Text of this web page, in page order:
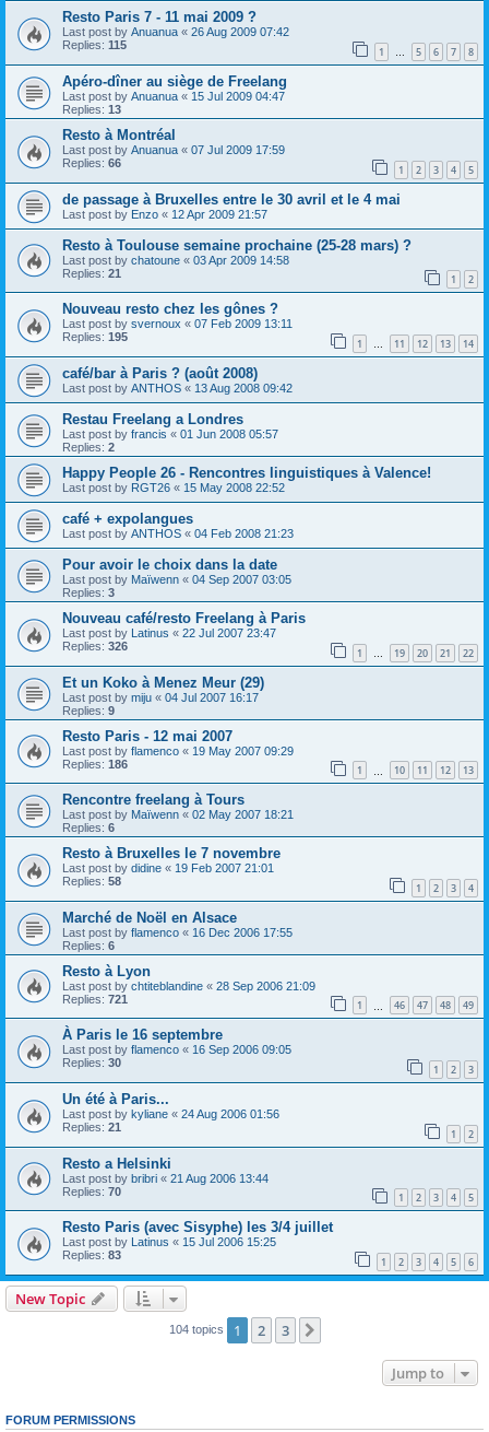
Resto Paris 7 - 11 mai 2009 ?
Last post by Anuanua « 26 Aug 2009 07:42
Replies: 115 1 … 5 6 7 8
Apéro-dîner au siège de Freelang
Last post by Anuanua « 15 Jul 2009 04:47
Replies: 13
Resto à Montréal
Last post by Anuanua « 07 Jul 2009 17:59
Replies: 66 1 2 3 4 5
de passage à Bruxelles entre le 30 avril et le 4 mai
Last post by Enzo « 12 Apr 2009 21:57
Resto à Toulouse semaine prochaine (25-28 mars) ?
Last post by chatoune « 03 Apr 2009 14:58
Replies: 21 1 2
Nouveau resto chez les gônes ?
Last post by svernoux « 07 Feb 2009 13:11
Replies: 195 1 … 11 12 13 14
café/bar à Paris ? (août 2008)
Last post by ANTHOS « 13 Aug 2008 09:42
Restau Freelang a Londres
Last post by francis « 01 Jun 2008 05:57
Replies: 2
Happy People 26 - Rencontres linguistiques à Valence!
Last post by RGT26 « 15 May 2008 22:52
café + expolangues
Last post by ANTHOS « 04 Feb 2008 21:23
Pour avoir le choix dans la date
Last post by Maïwenn « 04 Sep 2007 03:05
Replies: 3
Nouveau café/resto Freelang à Paris
Last post by Latinus « 22 Jul 2007 23:47
Replies: 326 1 19 20 21 22
Et un Koko à Menez Meur (29)
Last post by miju « 04 Jul 2007 16:17
Replies: 9
Resto Paris - 12 mai 2007
Last post by flamenco « 19 May 2007 09:29
Replies: 186 1 10 11 12 13
Rencontre freelang à Tours
Last post by Maïwenn « 02 May 2007 18:21
Replies: 6
Resto à Bruxelles le 7 novembre
Last post by didine « 19 Feb 2007 21:01
Replies: 58 1 2 3 4
Marché de Noël en Alsace
Last post by flamenco « 16 Dec 2006 17:55
Replies: 6
Resto à Lyon
Last post by chtiteblandine « 28 Sep 2006 21:09
Replies: 721 1 46 47 48 49
À Paris le 16 septembre
Last post by flamenco « 16 Sep 2006 09:05
Replies: 30 1 2 3
Un été à Paris...
Last post by kyliane « 24 Aug 2006 01:56
Replies: 21 1 2
Resto a Helsinki
Last post by bribri « 21 Aug 2006 13:44
Replies: 70 1 2 3 4 5
Resto Paris (avec Sisyphe) les 3/4 juillet
Last post by Latinus « 15 Jul 2006 15:25
Replies: 83 1 2 3 4 5 6
New Topic
104 topics 1 2 3
Jump to
FORUM PERMISSIONS